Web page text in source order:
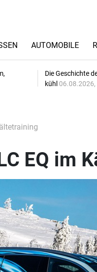
AUTOMOBILE
Die Geschichte
kühl 06.08.2026,
EQ im